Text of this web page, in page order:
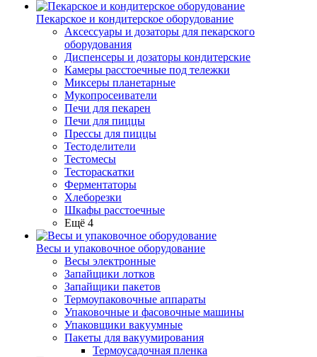
Пекарское и кондитерское оборудование
Аксессуары и дозаторы для пекарского
оборудования
Диспенсеры и дозаторы кондитерские
Камеры расстоечные под тележки
Миксеры планетарные
Мукопросеиватели
Печи для пекарен
Печи для пиццы
Прессы для пиццы
Тестоделители
Тестомесы
Тестораскатки
Ферментаторы
Хлеборезки
Шкафы расстоечные
Ещё 4
Весы и упаковочное оборудование
Весы электронные
Запайщики лотков
Запайщики пакетов
Термоупаковочные аппараты
Упаковочные и фасовочные машины
Упаковщики вакуумные
Пакеты для вакуумирования
Термоусадочная пленка